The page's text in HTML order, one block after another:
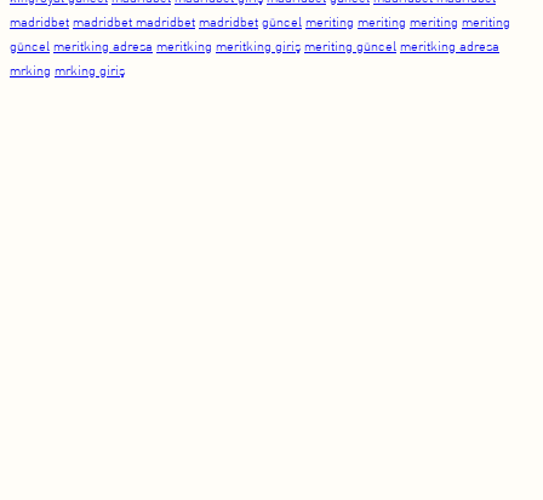
madridbet madridbet madridbet madridbet güncel meriting meriting meriting meriting
güncel meritking adresa meritking meritking giriş meriting güncel meritking adresa
mrking mrking giriş